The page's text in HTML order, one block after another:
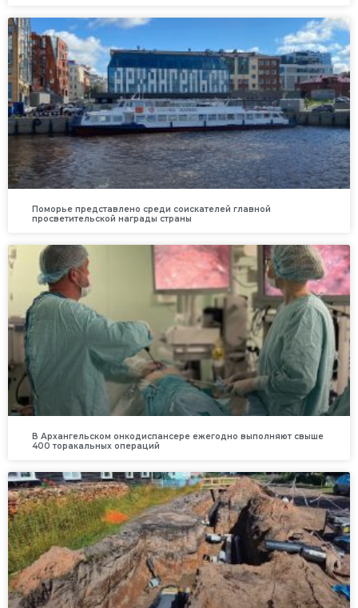
Поморье представлено среди соискателей главной
просветительской награды страны
В Архангельском онкодиспансере ежегодно выполняют свыше
400 торакальных операций